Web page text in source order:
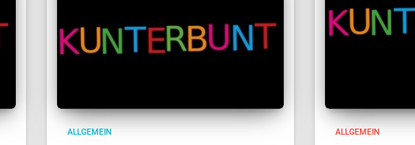
ALLGEMEIN ALLGEMEIN